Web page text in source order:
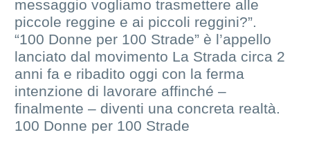
messaggio vogliamo trasmettere alle
piccole reggine e ai piccoli reggini?”.
“100 Donne per 100 Strade” è l’appello
lanciato dal movimento La Strada circa 2
anni fa e ribadito oggi con la ferma
intenzione di lavorare affinché –
finalmente – diventi una concreta realtà.
100 Donne per 100 Strade